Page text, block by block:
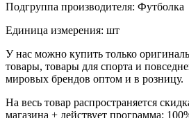
Подгруппа производителя: Футболка
Единица измерения: шт
У нас можно купить только
товары, товары для спорта и
мировых брендов оптом и в розницу.
На весь товар распространяется
магазина + действует программа: